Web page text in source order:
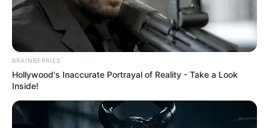
(foto: instagram/beyonce)
5. Nuansa gaun berwarna kuning polos dan bertabur berlian
menunjukkan aurastunning dari sosok ibu Blue Ivy ini
BRAINBERRIES
Hollywood's Inaccurate Portrayal of Reality - Take a Look
Inside!